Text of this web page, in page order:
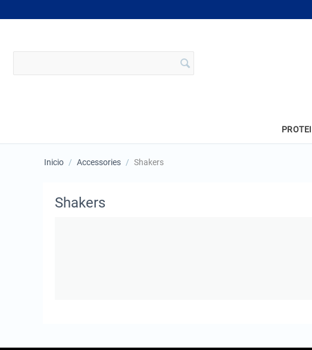
Inicio / Accessories / Shakers
Shakers